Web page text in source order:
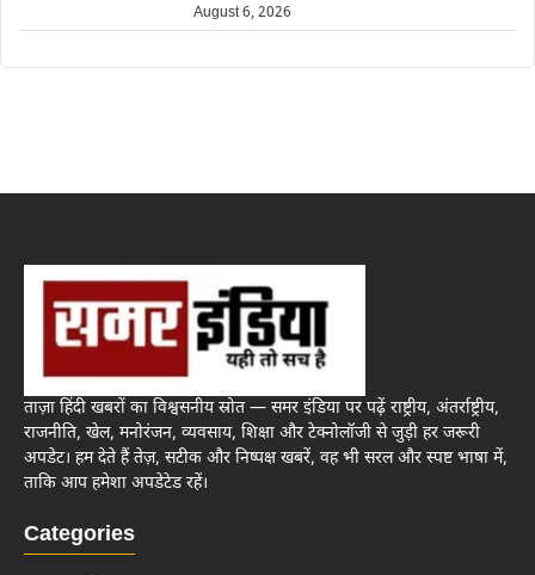
August 6, 2026
ताज़ा हिंदी खबरों का विश्वसनीय स्रोत — समर इंडिया पर पढ़ें राष्ट्रीय, अंतर्राष्ट्रीय,
राजनीति, खेल, मनोरंजन, व्यवसाय, शिक्षा और टेक्नोलॉजी से जुड़ी हर जरूरी
अपडेट। हम देते हैं तेज़, सटीक और निष्पक्ष खबरें, वह भी सरल और स्पष्ट भाषा में,
ताकि आप हमेशा अपडेटेड रहें।
Categories